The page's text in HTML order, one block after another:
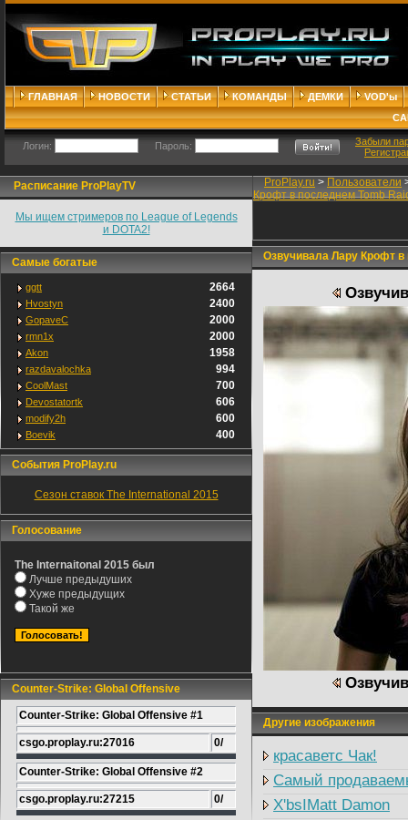
ГЛАВНАЯ НОВОСТИ СТАТЬИ КОМАНДЫ ДЕМКИ
VOD'ы
Логин: Пароль:
Забыли
Расписание ProPlayTV
Мы ищем стримеров по League of Legends
и DOTA2!
Самые богатые
ggtt 2664
Hvostyn 2400
GopaveC 2000
rmn1x 2000
Akon 1958
razdavalochka 994
CoolMast 700
Devostatortk 606
modify2h 600
Boevik 400
События ProPlay.ru
Сезон ставок The International 2015
Голосование
The Internaitonal 2015 был
Лучше предыдуших
Хуже предыдущих
Такой же
Counter-Strike: Global Offensive
Counter-Strike: Global Offensive #1
csgo.proplay.ru:27016 0/
Counter-Strike: Global Offensive #2
csgo.proplay.ru:27215 0/
ProPlay.ru > Пользователи
Крофт в последнем Tomb
Озвучивала Лару Крофт в
Другие изображения
красаветс Чак!
Самый
X'bsIMatt Damon